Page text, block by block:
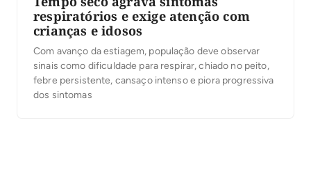
respiratórios e exige atenção com
crianças e idosos
Com avanço da estiagem, população deve observar
sinais como dificuldade para respirar, chiado no peito,
febre persistente, cansaço intenso e piora progressiva
dos sintomas